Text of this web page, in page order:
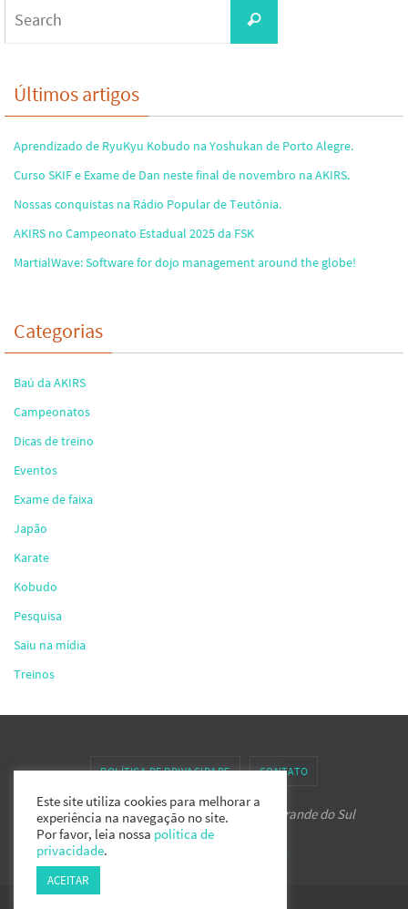
Search
Últimos artigos
Aprendizado de RyuKyu Kobudo na Yoshukan de Porto Alegre.
Curso SKIF e Exame de Dan neste final de novembro na AKIRS.
Nossas conquistas na Rádio Popular de Teutônia.
AKIRS no Campeonato Estadual 2025 da FSK
MartialWave: Software for dojo management around the globe!
Categorias
Baú da AKIRS
Campeonatos
Dicas de treino
Eventos
Exame de faixa
Japão
Karate
Kobudo
Pesquisa
Saiu na mídia
Treinos
POLÍTICA DE PRIVACIDADE CONTATO
Associação de Karate-do IPPON do Rio Grande do Sul
WordPress.
Este site utiliza cookies para melhorar a
experiência na navegação no site.
Por favor, leia nossa política de
privacidade.
ACEITAR